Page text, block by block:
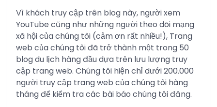
Vì khách truy cập trên blog này, người xem
YouTube cũng như những người theo dõi mạng
xã hội của chúng tôi (cảm ơn rất nhiều!), Trang
web của chúng tôi đã trở thành một trong 50
blog du lịch hàng đầu dựa trên lưu lượng truy
cập trang web. Chúng tôi hiện chỉ dưới 200.000
người truy cập trang web của chúng tôi hàng
tháng để kiểm tra các bài báo chúng tôi đăng.